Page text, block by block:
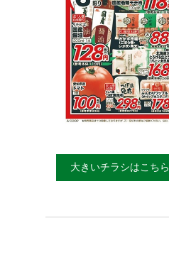
大きいチラシはこちら